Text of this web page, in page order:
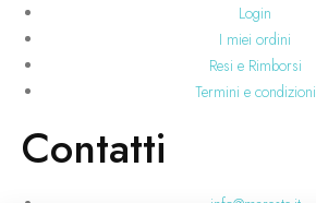
Login
I miei ordini
Resi e Rimborsi
Termini e condizioni
Contatti